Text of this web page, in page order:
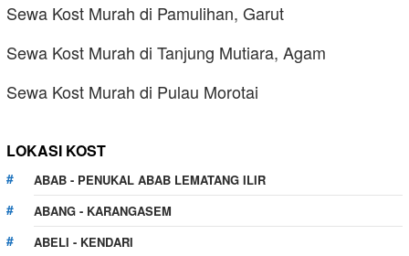
Sewa Kost Murah di Pamulihan, Garut
Sewa Kost Murah di Tanjung Mutiara, Agam
Sewa Kost Murah di Pulau Morotai
LOKASI KOST
ABAB - PENUKAL ABAB LEMATANG ILIR
ABANG - KARANGASEM
ABELI - KENDARI